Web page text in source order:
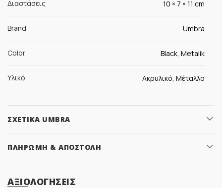
Διαστάσεις 10 × 7 × 11 cm
Brand Umbra
Color Black, Metalik
Υλικό Ακρυλικό, Μέταλλο
ΣΧΕΤΙΚΆ UMBRA
ΠΛΗΡΩΜΉ & ΑΠΟΣΤΟΛΉ
ΑΞΙΟΛΟΓΉΣΕΙΣ